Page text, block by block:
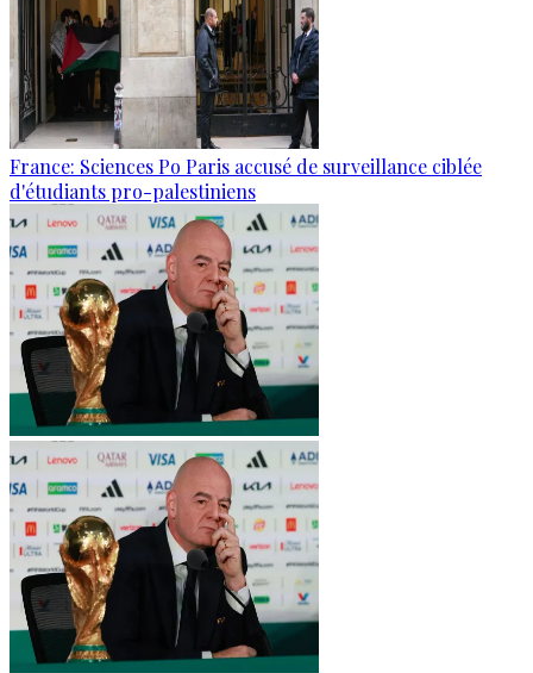
France: Sciences Po Paris accusé de surveillance ciblée
d'étudiants pro-palestiniens